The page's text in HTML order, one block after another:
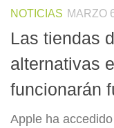
NOTICIAS MARZO
Las tiendas
alternativas
funcionarán
Apple ha